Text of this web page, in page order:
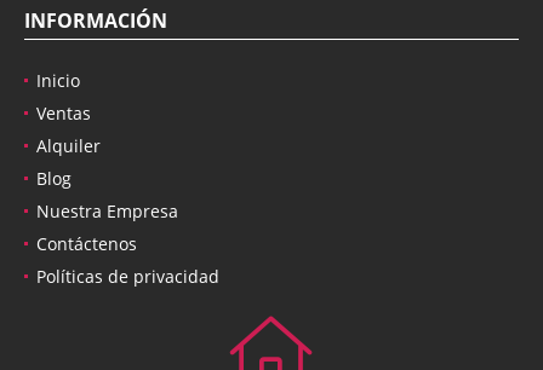
INFORMACIÓN
Inicio
Ventas
Alquiler
Blog
Nuestra Empresa
Contáctenos
Políticas de privacidad